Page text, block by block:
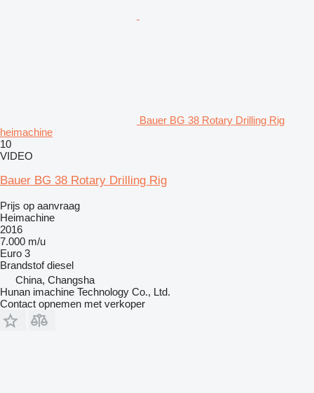
Bauer BG 38 Rotary Drilling Rig
heimachine
10
VIDEO
Bauer BG 38 Rotary Drilling Rig
Prijs op aanvraag
Heimachine
2016
7.000 m/u
Euro 3
Brandstof diesel
China, Changsha
Hunan imachine Technology Co., Ltd.
Contact opnemen met verkoper